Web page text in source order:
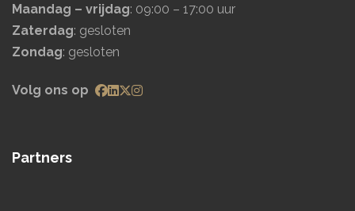
Maandag – vrijdag: 09:00 – 17:00 uur
Zaterdag: gesloten
Zondag: gesloten
Volg ons op
Partners